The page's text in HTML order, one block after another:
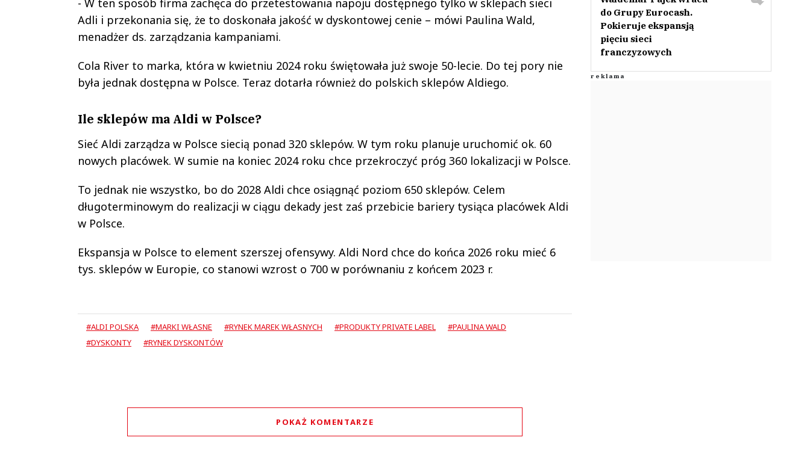
- W ten sposób firma zachęca do przetestowania napoju dostępnego tylko w sklepach sieci
Adli i przekonania się, że to doskonała jakość w dyskontowej cenie – mówi Paulina Wald,
menadżer ds. zarządzania kampaniami.
Cola River to marka, która w kwietniu 2024 roku świętowała już swoje 50-lecie. Do tej pory nie
była jednak dostępna w Polsce. Teraz dotarła również do polskich sklepów Aldiego.
Ile sklepów ma Aldi w Polsce?
Sieć Aldi zarządza w Polsce siecią ponad 320 sklepów. W tym roku planuje uruchomić ok. 60
nowych placówek. W sumie na koniec 2024 roku chce przekroczyć próg 360 lokalizacji w Polsce.
To jednak nie wszystko, bo do 2028 Aldi chce osiągnąć poziom 650 sklepów. Celem
długoterminowym do realizacji w ciągu dekady jest zaś przebicie bariery tysiąca placówek Aldi
w Polsce.
Ekspansja w Polsce to element szerszej ofensywy. Aldi Nord chce do końca 2026 roku mieć 6
tys. sklepów w Europie, co stanowi wzrost o 700 w porównaniu z końcem 2023 r.
#ALDI POLSKA #MARKI WŁASNE #RYNEK MAREK WŁASNYCH #PRODUKTY PRIVATE LABEL
#PAULINA WALD
#DYSKONTY
#RYNEK DYSKONTÓW
POKAŻ KOMENTARZE
do Grupy Eurocash.
Pokieruje ekspansją
pięciu sieci
franczyzowych